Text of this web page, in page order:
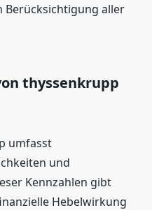
Berücksichtigung aller
thyssenkrupp
umfasst
und
Kennzahlen gibt
Hebelwirkung